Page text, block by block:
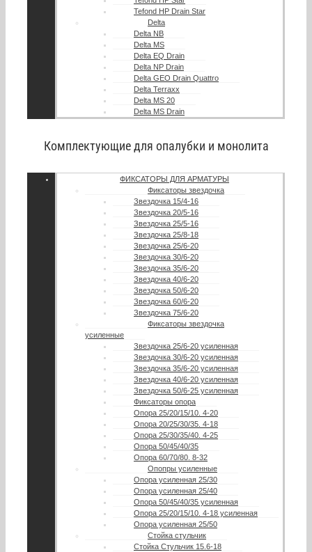
Tefond HP Drain Star
Delta
Delta NB
Delta MS
Delta EQ Drain
Delta NP Drain
Delta GEO Drain Quattro
Delta Terraxx
Delta MS 20
Delta MS Drain
Комплектующие для опалубки и монолита
ФИКСАТОРЫ ДЛЯ АРМАТУРЫ
Фиксаторы звездочка
Звездочка 15/4-16
Звездочка 20/5-16
Звездочка 25/5-16
Звездочка 25/8-18
Звездочка 25/6-20
Звездочка 30/6-20
Звездочка 35/6-20
Звездочка 40/6-20
Звездочка 50/6-20
Звездочка 60/6-20
Звездочка 75/6-20
Фиксаторы звездочка
усиленные
Звездочка 25/6-20 усиленная
Звездочка 30/6-20 усиленная
Звездочка 35/6-20 усиленная
Звездочка 40/6-20 усиленная
Звездочка 50/6-25 усиленная
Фиксаторы опора
Опора 25/20/15/10. 4-20
Опора 20/25/30/35. 4-18
Опора 25/30/35/40. 4-25
Опора 50/45/40/35
Опора 60/70/80. 8-32
Опопры усиленные
Опора усиленная 25/30
Опора усиленная 25/40
Опора 50/45/40/35 усиленная
Опора 25/20/15/10. 4-18 усиленная
Опора усиленная 25/50
Стойка стульчик
Стойка Стульчик 15.6-18